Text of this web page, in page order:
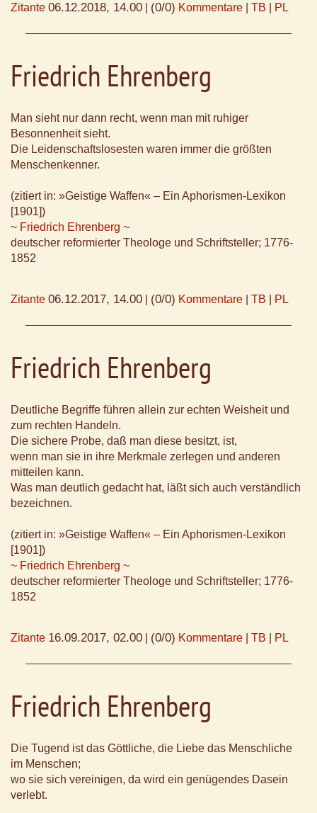
Zitante 06.12.2018, 14.00 (0/0) Kommentare TB PL
Friedrich Ehrenberg
Man sieht nur dann recht, wenn man mit ruhiger
Besonnenheit sieht.
Die Leidenschaftslosesten waren immer die größten
Menschenkenner.
(zitiert in: »Geistige Waffen« – Ein Aphorismen-Lexikon
[1901])
~ Friedrich Ehrenberg ~
deutscher reformierter Theologe und Schriftsteller; 1776-
1852
Zitante 06.12.2017, 14.00 (0/0) Kommentare TB PL
Friedrich Ehrenberg
Deutliche Begriffe führen allein zur echten Weisheit und
zum rechten Handeln.
Die sichere Probe, daß man diese besitzt, ist,
wenn man sie in ihre Merkmale zerlegen und anderen
mitteilen kann.
Was man deutlich gedacht hat, läßt sich auch verständlich
bezeichnen.
(zitiert in: »Geistige Waffen« – Ein Aphorismen-Lexikon
[1901])
~ Friedrich Ehrenberg ~
deutscher reformierter Theologe und Schriftsteller; 1776-
1852
Zitante 16.09.2017, 02.00 (0/0) Kommentare TB PL
Friedrich Ehrenberg
Die Tugend ist das Göttliche, die Liebe das Menschliche
im Menschen;
wo sie sich vereinigen, da wird ein genügendes Dasein
verlebt.